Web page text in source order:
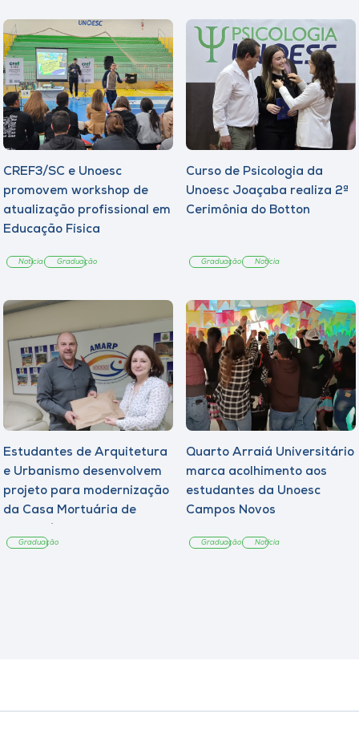
CREF3/SC e Unoesc
promovem workshop de
atualização profissional em
Educação Física
Notícia Graduação
Curso de Psicologia da
Unoesc Joaçaba realiza 2ª
Cerimônia do Botton
Graduação Notícia
Estudantes de Arquitetura
e Urbanismo desenvolvem
projeto para modernização
da Casa Mortuária de
Graduação
Quarto Arraiá Universitário
marca acolhimento aos
estudantes da Unoesc
Campos Novos
Graduação Notícia